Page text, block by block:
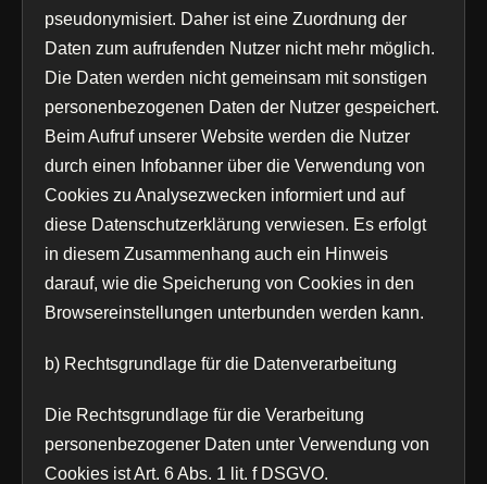
pseudonymisiert. Daher ist eine Zuordnung der
Daten zum aufrufenden Nutzer nicht mehr möglich.
Die Daten werden nicht gemeinsam mit sonstigen
personenbezogenen Daten der Nutzer gespeichert.
Beim Aufruf unserer Website werden die Nutzer
durch einen Infobanner über die Verwendung von
Cookies zu Analysezwecken informiert und auf
diese Datenschutzerklärung verwiesen. Es erfolgt
in diesem Zusammenhang auch ein Hinweis
darauf, wie die Speicherung von Cookies in den
Browsereinstellungen unterbunden werden kann.
b) Rechtsgrundlage für die Datenverarbeitung
Die Rechtsgrundlage für die Verarbeitung
personenbezogener Daten unter Verwendung von
Cookies ist Art. 6 Abs. 1 lit. f DSGVO.